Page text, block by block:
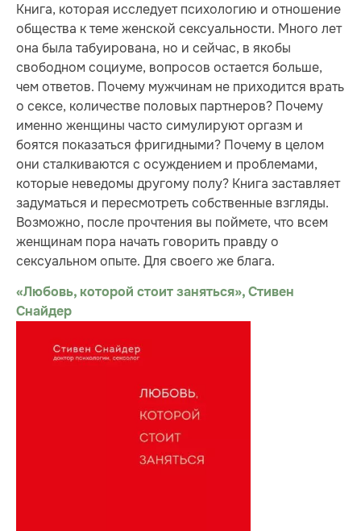
Книга, которая исследует психологию и отношение
общества к теме женской сексуальности. Много лет
она была табуирована, но и сейчас, в якобы
свободном социуме, вопросов остается больше,
чем ответов. Почему мужчинам не приходится врать
о сексе, количестве половых партнеров? Почему
именно женщины часто симулируют оргазм и
боятся показаться фригидными? Почему в целом
они сталкиваются с осуждением и проблемами,
которые неведомы другому полу? Книга заставляет
задуматься и пересмотреть собственные взгляды.
Возможно, после прочтения вы поймете, что всем
женщинам пора начать говорить правду о
сексуальном опыте. Для своего же блага.
«Любовь, которой стоит заняться», Стивен
Снайдер